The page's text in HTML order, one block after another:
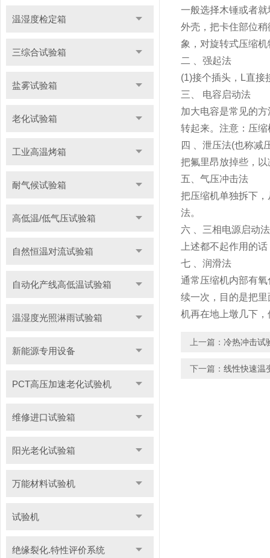
温湿度检定箱
三综合试验箱
盐雾试验箱
老化试验箱
工业高温烤箱
耐气候试验箱
高低温/低气压试验箱
自然恒温对流试验箱
自动化产线高低温试验箱
温湿度光照淋雨试验箱
新能源专用设备
PCT高压加速老化试验机
维修进口试验箱
阳光老化试验箱
万能材料试验机
试验机
绝缘裂化.特性评价系统
一般选择木锤或者
外壳，把卡住部位
象，对旋转式压缩
二 、强起法
(1)接个插头，L直接
三、 电容启动法
加大电容是常见的
转起来。注意：压
四 、泄压法(也称减
把氟里昂放掉些，
五、气压冲击法
把压缩机单独拆下
法。
六 、三相电源启动法
上述都不起作用的
七 、润滑法
通常压缩机内部有
续一次，目的是把
机再在地上墩几下
上一篇： 冷热冲击试
下一篇： 线性快速温